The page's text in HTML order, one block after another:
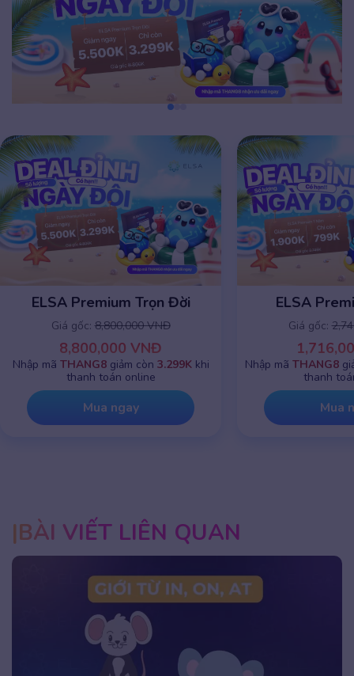
ELSA Premium 1 năm
Giá gốc: 2,745,000 VNĐ
1,716,000 VNĐ
Nhập mãTHANG8giảm chỉ còn799K khi
thanh toán online
Mua ngay
ELSA
Giá gốc:
Nhập mãTHANG8
thanh
Mua
BÀI VIẾT LIÊN QUAN